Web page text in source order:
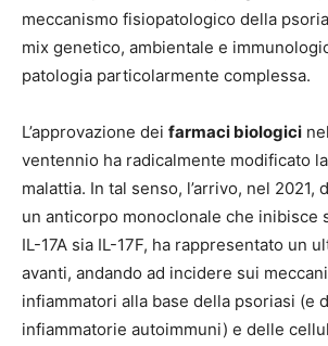
meccanismo fisiopatologico della
mix genetico, ambientale e
patologia particolarmente complessa.
L’approvazione dei farmaci biologici
ventennio ha radicalmente modificato
malattia. In tal senso, l’arrivo, nel 2021,
un anticorpo monoclonale che inibisce
IL-17A sia IL-17F, ha rappresentato un
avanti, andando ad incidere sui
infiammatori alla base della psoriasi (e
infiammatorie autoimmuni) e delle